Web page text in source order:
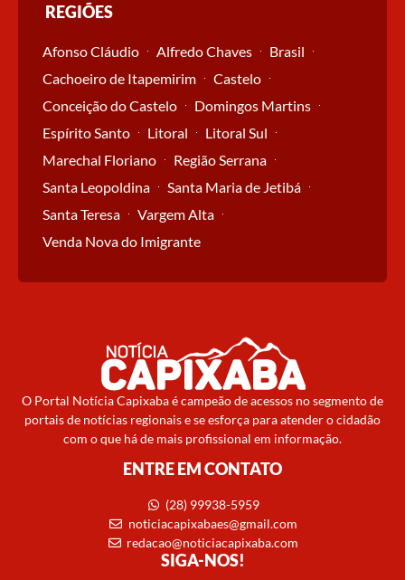
REGIÕES
Afonso Cláudio Alfredo Chaves
Brasil
Cachoeiro de Itapemirim
Castelo
Conceição do Castelo
Domingos Martins
Espírito Santo
Litoral
Litoral Sul
Marechal Floriano
Região Serrana
Santa Leopoldina
Santa Maria de Jetibá
Santa Teresa
Vargem Alta
Venda Nova do Imigrante
O Portal Notícia Capixaba é campeão de acessos no segmento de
portais de notícias regionais e se esforça para atender o cidadão
com o que há de mais profissional em informação.
ENTRE EM CONTATO
(28) 99938-5959
noticiacapixabaes@gmail.com
redacao@noticiacapixaba.com
SIGA-NOS!